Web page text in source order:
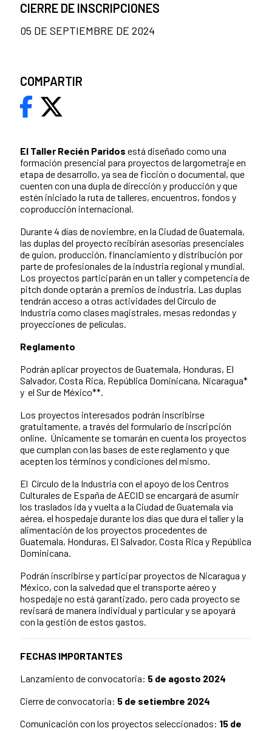
El Taller Recién Paridos está diseñado como una
formación presencial para proyectos de largometraje en
etapa de desarrollo, ya sea de ficción o documental, que
cuenten con una dupla de dirección y producción y que
estén iniciado la ruta de talleres, encuentros, fondos y
coproducción internacional.
Durante 4 días de noviembre, en la Ciudad de Guatemala,
las duplas del proyecto recibirán asesorías presenciales
de guion, producción, financiamiento y distribución por
parte de profesionales de la industria regional y mundial.
Los proyectos participarán en un taller y competencia de
pitch donde optarán a premios de industria. Las duplas
tendrán acceso a otras actividades del Círculo de
Industria como clases magistrales, mesas redondas y
proyecciones de películas.
Reglamento
Podrán aplicar proyectos de Guatemala, Honduras, El
Salvador, Costa Rica, República Dominicana, Nicaragua*
y el Sur de México**.
Los proyectos interesados podrán inscribirse
gratuitamente, a través del formulario de inscripción
online. Únicamente se tomarán en cuenta los proyectos
que cumplan con las bases de este reglamento y que
acepten los términos y condiciones del mismo.
El Círculo de la Industria con el apoyo de los Centros
Culturales de España de AECID se encargará de asumir
los traslados ida y vuelta a la Ciudad de Guatemala vía
aérea, el hospedaje durante los días que dura el taller y la
alimentación de los proyectos procedentes de
Guatemala, Honduras, El Salvador, Costa Rica y República
Dominicana.
Podrán inscribirse y participar proyectos de Nicaragua y
México, con la salvedad que el transporte aéreo y
hospedaje no está garantizado, pero cada proyecto se
revisará de manera individual y particular y se apoyará
con la gestión de estos gastos.
FECHAS IMPORTANTES
Lanzamiento de convocatoria: 5 de agosto 2024
Cierre de convocatoria: 5 de setiembre 2024
Comunicación con los proyectos seleccionados: 15 de
CIERRE DE INSCRIPCIONES
05 DE SEPTIEMBRE DE 2024
COMPARTIR